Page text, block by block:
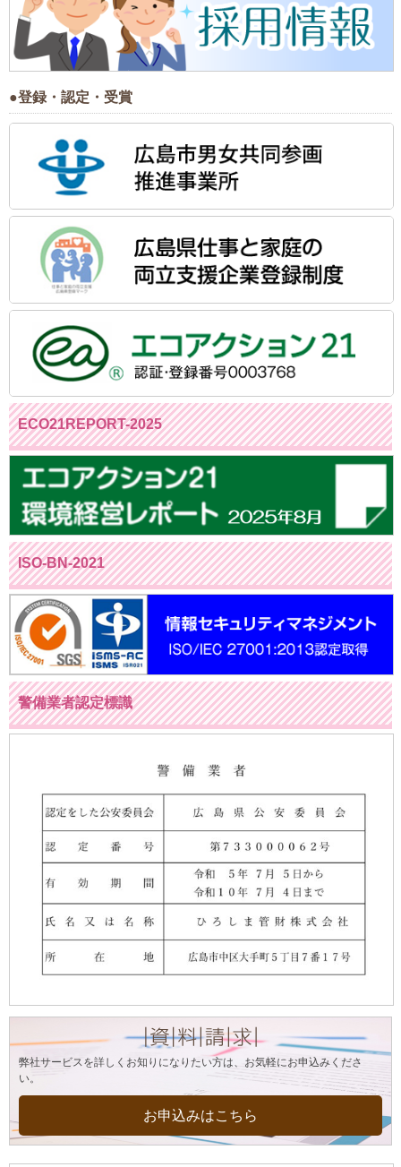
●登録・認定・受賞
ECO21REPORT-2025
ISO-BN-2021
警備業者認定標識
弊社サービスを詳しくお知りになりたい方は、お気軽にお申込みくださ
い。
お申込みはこちら